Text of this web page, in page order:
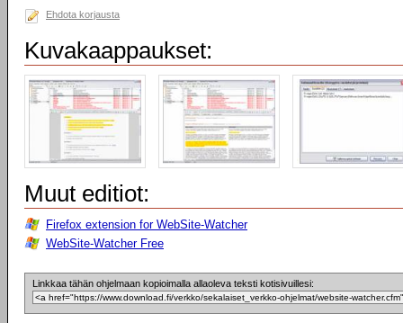
Ehdota korjausta
Kuvakaappaukset:
Muut editiot:
Firefox extension for WebSite-Watcher
WebSite-Watcher Free
Linkkaa tähän ohjelmaan kopioimalla allaoleva teksti kotisivuillesi: